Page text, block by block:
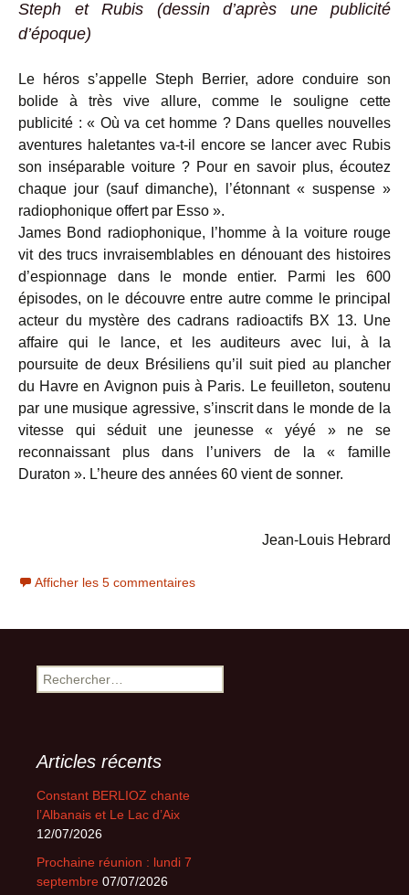
Steph et Rubis (dessin d’après une publicité
d’époque)
Le héros s’appelle Steph Berrier, adore conduire son
bolide à très vive allure, comme le souligne cette
publicité : « Où va cet homme ? Dans quelles nouvelles
aventures haletantes va-t-il encore se lancer avec Rubis
son inséparable voiture ? Pour en savoir plus, écoutez
chaque jour (sauf dimanche), l’étonnant « suspense »
radiophonique offert par Esso ».
James Bond radiophonique, l’homme à la voiture rouge
vit des trucs invraisemblables en dénouant des histoires
d’espionnage dans le monde entier. Parmi les 600
épisodes, on le découvre entre autre comme le principal
acteur du mystère des cadrans radioactifs BX 13. Une
affaire qui le lance, et les auditeurs avec lui, à la
poursuite de deux Brésiliens qu’il suit pied au plancher
du Havre en Avignon puis à Paris. Le feuilleton, soutenu
par une musique agressive, s’inscrit dans le monde de la
vitesse qui séduit une jeunesse « yéyé » ne se
reconnaissant plus dans l’univers de la « famille
Duraton ». L’heure des années 60 vient de sonner.
Jean-Louis Hebrard
Afficher les 5 commentaires
Rechercher :
Articles récents
Constant BERLIOZ chante
l’Albanais et Le Lac d’Aix
12/07/2026
Prochaine réunion : lundi 7
septembre 07/07/2026